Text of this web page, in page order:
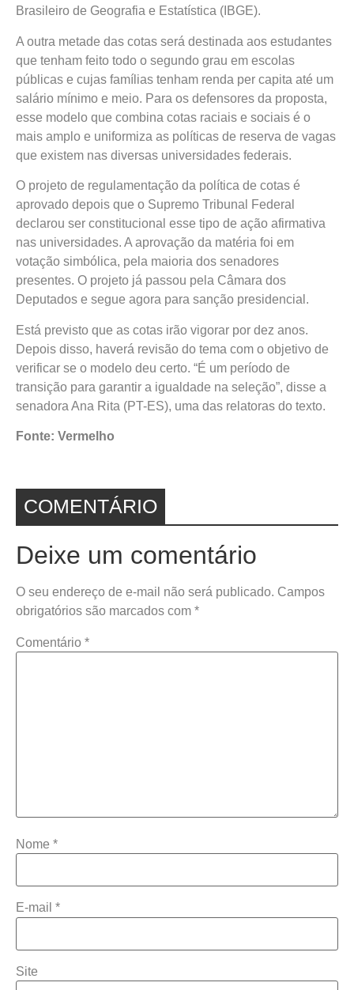
Brasileiro de Geografia e Estatística (IBGE).
A outra metade das cotas será destinada aos estudantes
que tenham feito todo o segundo grau em escolas
públicas e cujas famílias tenham renda per capita até um
salário mínimo e meio. Para os defensores da proposta,
esse modelo que combina cotas raciais e sociais é o
mais amplo e uniformiza as políticas de reserva de vagas
que existem nas diversas universidades federais.
O projeto de regulamentação da política de cotas é
aprovado depois que o Supremo Tribunal Federal
declarou ser constitucional esse tipo de ação afirmativa
nas universidades. A aprovação da matéria foi em
votação simbólica, pela maioria dos senadores
presentes. O projeto já passou pela Câmara dos
Deputados e segue agora para sanção presidencial.
Está previsto que as cotas irão vigorar por dez anos.
Depois disso, haverá revisão do tema com o objetivo de
verificar se o modelo deu certo. “É um período de
transição para garantir a igualdade na seleção”, disse a
senadora Ana Rita (PT-ES), uma das relatoras do texto.
Fonte: Vermelho
COMENTÁRIO
Deixe um comentário
O seu endereço de e-mail não será publicado. Campos
obrigatórios são marcados com *
Comentário *
Nome *
E-mail *
Site